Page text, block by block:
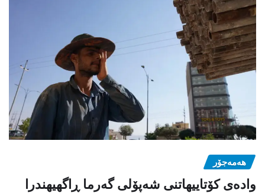
هەمەجۆر
وادەی کۆتاییهاتنی شەپۆلی گەرما ڕاگهیهندرا